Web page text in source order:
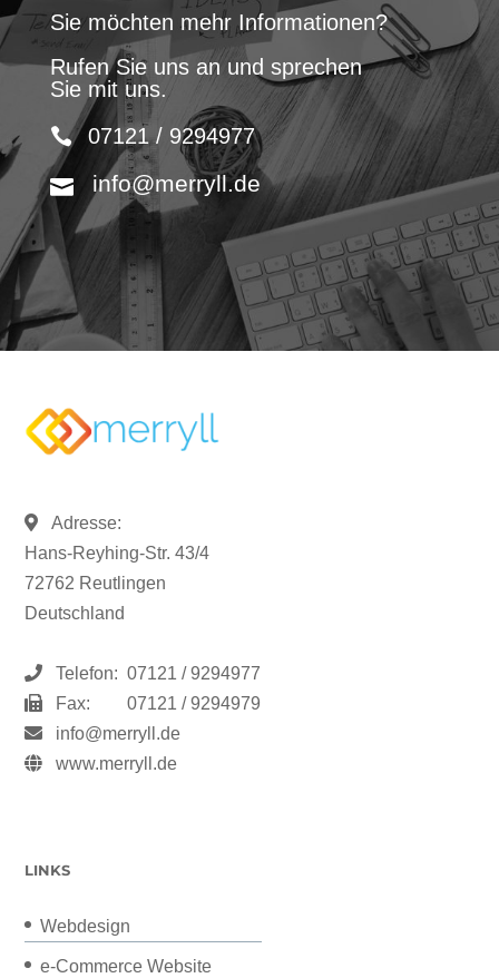
Sie möchten mehr Informationen?
Rufen Sie uns an und sprechen
Sie mit uns.
07121 / 9294977
info@merryll.de
Adresse:
Hans-Reyhing-Str. 43/4
72762 Reutlingen
Deutschland
Telefon: 07121 / 9294977
Fax:
07121 / 9294979
info@merryll.de
www.merryll.de
LINKS
Webdesign
e-Commerce Website